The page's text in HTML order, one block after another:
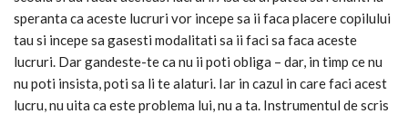
speranta ca aceste lucruri vor incepe sa ii faca placere copilului
tau si incepe sa gasesti modalitati sa ii faci sa faca aceste
lucruri. Dar gandeste-te ca nu ii poti obliga – dar, in timp ce nu
nu poti insista, poti sa li te alaturi. Iar in cazul in care faci acest
lucru, nu uita ca este problema lui, nu a ta. Instrumentul de scris